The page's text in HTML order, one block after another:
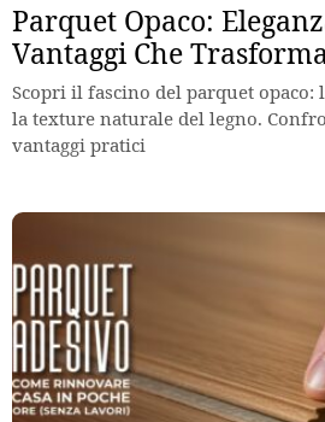
Parquet Opaco:
Vantaggi Che
Scopri il fascino del parquet opaco:
la texture naturale del legno.
vantaggi pratici